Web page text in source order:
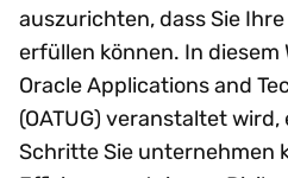
auszurichten, dass Sie
erfüllen können. In diesem
Oracle Applications and
(OATUG) veranstaltet
Schritte Sie unternehmen